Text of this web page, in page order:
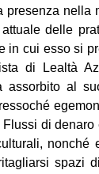
presenza
delle
in cui esso si
di Lealtà
al
di
nonché
spazi